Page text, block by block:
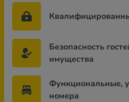
Безопасность
имущества
Функциональные,
номера